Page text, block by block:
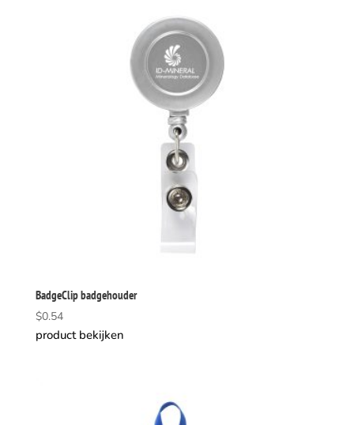
BadgeClip badgehouder
$0.54
product bekijken